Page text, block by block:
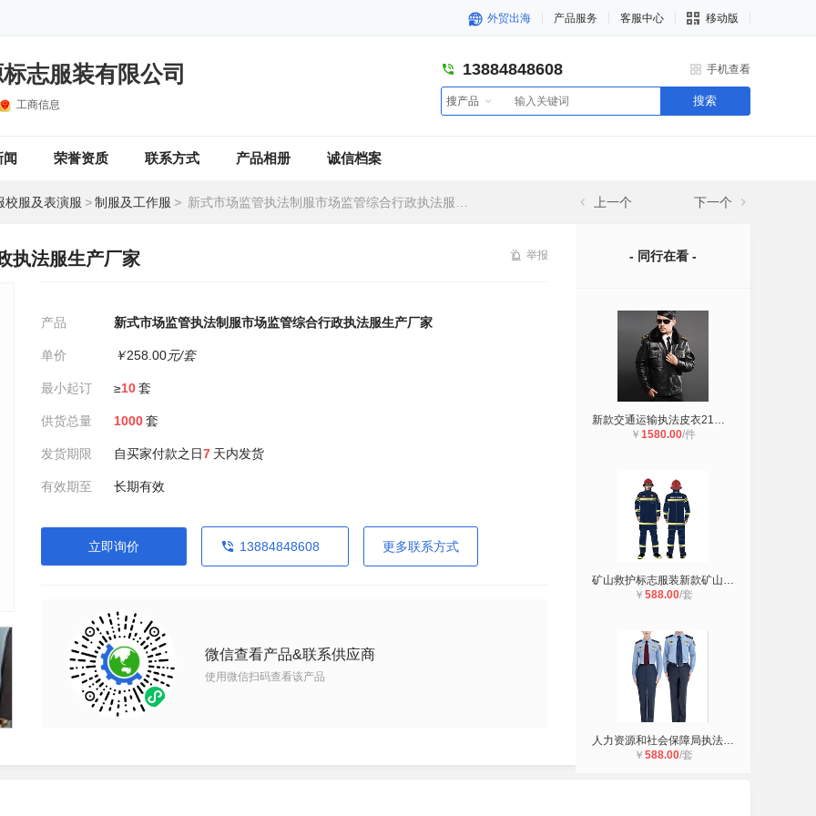
外贸出海 产品服务 客服中心 移动版
志服装有限公司
工商信息
13884848608 手机查看
搜产品 搜索
闻 荣誉资质 联系方式 产品相册 诚信档案
校服及表演服 >制服及工作服 > 新式市场监管执法制服市场监管综合行政执法服生产厂家 上一个 下一个
执法服生产厂家 举报
产品 新式市场监管执法制服市场监管综合行政执法服生产厂家
单价 ￥258.00元/套
最小起订 ≥10套
供货总量 1000套
发货期限 自买家付款之日7 天内发货
有效期至 长期有效
立即询价 13884848608 更多联系方式
微信查看产品&联系供应商
使用微信扫码查看该产品
- 同行在看 -
新款交通运输执法皮衣21式运管执法皮
￥ 1580.00/件
矿山救护标志服装新款矿山救援制服（
￥ 588.00/套
人力资源和社会保障局执法服装-新式
￥ 588.00/套